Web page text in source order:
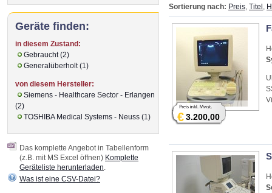
Sortierung nach: Preis Titel
€3.200,00
Geräte finden:
in diesem Zustand:
Gebraucht (2)
Generalüberholt (1)
von diesem Hersteller:
Siemens - Healthcare Sector - Erlangen
(2)
TOSHIBA Medical Systems - Neuss (1)
Das komplette Angebot in Tabellenform
(z.B. mit MS Excel öffnen) Komplette
Geräteliste herunterladen
Was ist eine CSV-Datei?